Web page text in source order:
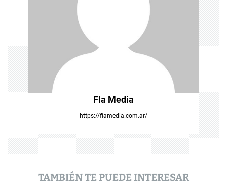
Fla Media
https://flamedia.com.ar/
TAMBIÉN TE PUEDE INTERESAR